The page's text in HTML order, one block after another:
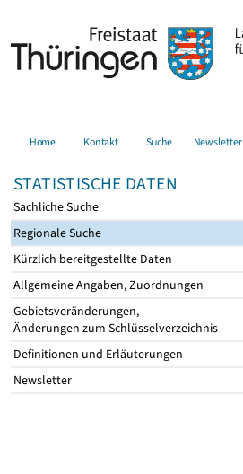
Home Kontakt Suche Newsletter
STATISTISCHE DATEN
Sachliche Suche
Regionale Suche
Kürzlich bereitgestellte Daten
Allgemeine Angaben, Zuordnungen
Gebietsveränderungen,
Änderungen zum Schlüsselverzeichnis
Definitionen und Erläuterungen
Newsletter